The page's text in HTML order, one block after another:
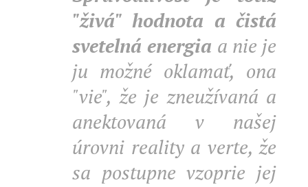
"živá" hodnota a čistá
svetelná energia a nie je
ju možné oklamať, ona
"vie", že je zneužívaná a
anektovaná v našej
úrovni reality a verte, že
sa postupne vzoprie jej